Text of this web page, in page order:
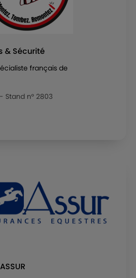
& Sécurité
français de
Stand n° 2803